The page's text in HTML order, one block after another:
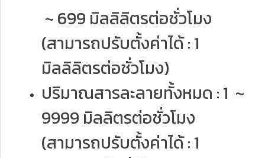
~ 699 มิลลิลิตรต่อชั่วโมง
(สามารถปรับตั้งค่าได้ : 1
มิลลิลิตรต่อชั่วโมง)
ปริมาณสารละลายทั้งหมด : 1 ~
9999 มิลลิตรต่อชั่วโมง
(สามารถปรับตั้งค่าได้ : 1